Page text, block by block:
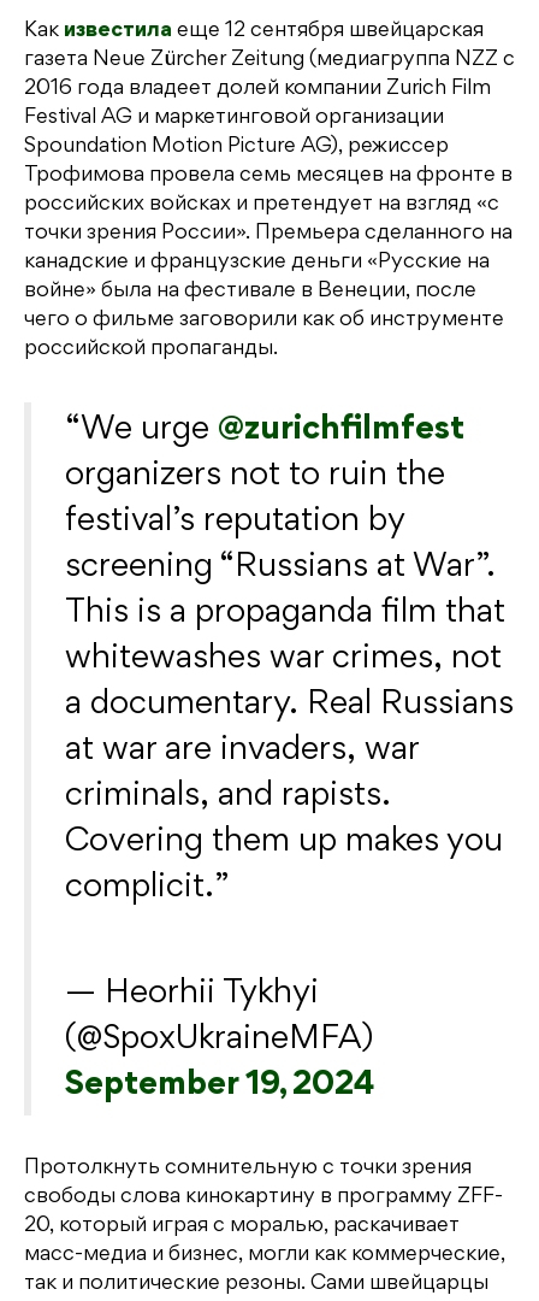
Как известила еще 12 сентября швейцарская
газета Neue Zürcher Zeitung (медиагруппа NZZ с
2016 года владеет долей компании Zurich Film
Festival AG и маркетинговой организации
Spoundation Motion Picture AG), режиссер
Трофимова провела семь месяцев на фронте в
российских войсках и претендует на взгляд «с
точки зрения России». Премьера сделанного на
канадские и французские деньги «Русские на
войне» была на фестивале в Венеции, после
чего о фильме заговорили как об инструменте
российской пропаганды.
We urge @zurichfilmfest
organizers not to ruin the
festival’s reputation by
screening “Russians at War”.
This is a propaganda film that
whitewashes war crimes, not
a documentary. Real Russians
at war are invaders, war
criminals, and rapists.
Covering them up makes you
complicit.
— Heorhii Tykhyi
(@SpoxUkraineMFA)
September 19, 2024
Протолкнуть сомнительную с точки зрения
свободы слова кинокартину в программу ZFF-
20, который играя с моралью, раскачивает
масс-медиа и бизнес, могли как коммерческие,
так и политические резоны. Сами швейцарцы